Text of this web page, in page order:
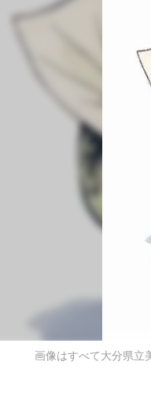
画像はすべて大分県立